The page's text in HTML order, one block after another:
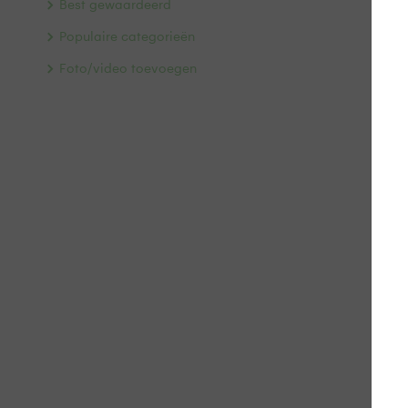
Best gewaardeerd
Populaire categorieën
Foto/video toevoegen